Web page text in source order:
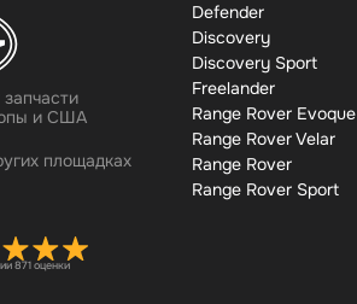
и США
площадках
871 оценки
Defender
Discovery
Discovery Sport
Freelander
Range Rover Evoque
Range Rover Velar
Range Rover
Range Rover Sport